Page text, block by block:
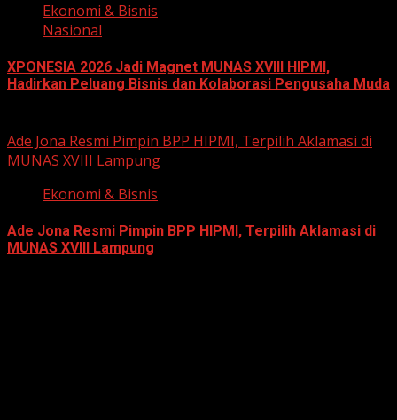
Ekonomi & Bisnis
Nasional
XPONESIA 2026 Jadi Magnet MUNAS XVIII HIPMI,
Hadirkan Peluang Bisnis dan Kolaborasi Pengusaha Muda
Ade Jona Resmi Pimpin BPP HIPMI, Terpilih Aklamasi di
MUNAS XVIII Lampung
Ekonomi & Bisnis
Ade Jona Resmi Pimpin BPP HIPMI, Terpilih Aklamasi di
MUNAS XVIII Lampung